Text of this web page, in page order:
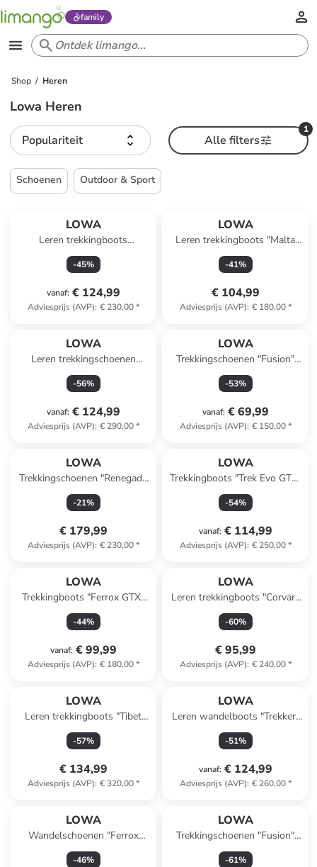
family
Shop Heren
Lowa Heren
Populariteit
1
Alle filters
Schoenen Outdoor & Sport
LOWA
Leren trekkingboots
"Renegade EVO GTX"
-45%
vanaf: € 124,99
Adviesprijs (AVP): € 230,00*
LOWA
Leren trekkingboots "Malta
GTX" antraciet
-41%
€ 104,99
Adviesprijs (AVP): € 180,00*
LOWA
Leren trekkingschoenen
"Camino EVO GTX"
kaki/blauw
-56%
vanaf: € 124,99
Adviesprijs (AVP): € 290,00*
LOWA
Trekkingschoenen "Fusion"
oranje/zwart
-53%
vanaf: € 69,99
Adviesprijs (AVP): € 150,00*
LOWA
Trekkingschoenen "Renegade
Evo GTX Mid" bruin
-21%
€ 179,99
Adviesprijs (AVP): € 230,00*
LOWA
Trekkingboots "Trek Evo GTX"
grijs
-54%
vanaf: € 114,99
Adviesprijs (AVP): € 250,00*
LOWA
Trekkingboots "Ferrox GTX"
grijs
-44%
vanaf: € 99,99
Adviesprijs (AVP): € 180,00*
LOWA
Leren trekkingboots "Corvara
GTX" zwart
-60%
€ 95,99
Adviesprijs (AVP): € 240,00*
LOWA
Leren trekkingboots "Tibet
GTX" lichtbruin
-57%
€ 134,99
Adviesprijs (AVP): € 320,00*
LOWA
Leren wandelboots "Trekker"
bruin
-51%
vanaf: € 124,99
Adviesprijs (AVP): € 260,00*
LOWA
Wandelschoenen "Ferrox
GTX" antraciet
-46%
LOWA
Trekkingschoenen "Fusion"
blauw
-61%